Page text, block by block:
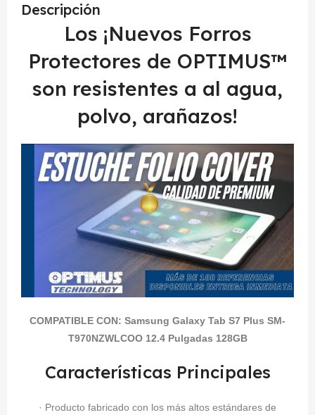
Descripción
Los ¡Nuevos Forros
Protectores de OPTIMUS™
son resistentes a al agua,
polvo, arañazos!
COMPATIBLE CON: Samsung Galaxy Tab S7 Plus SM-
T970NZWLCOO 12.4 Pulgadas 128GB
Características Principales
· Producto fabricado con los más altos estándares de